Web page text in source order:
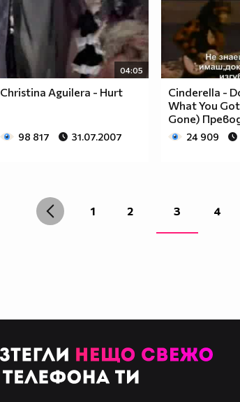
04:05
Christina Aguilera - Hurt
98 817 31.07.2007
Cinderella -
What You
Gone)
24 909
1 2 3 4